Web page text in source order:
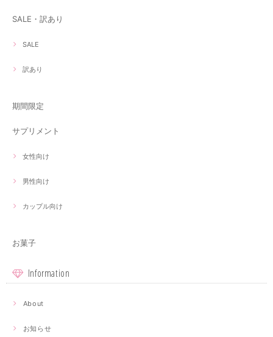
SALE・訳あり
SALE
訳あり
期間限定
サプリメント
女性向け
男性向け
カップル向け
お菓子
Information
About
お知らせ